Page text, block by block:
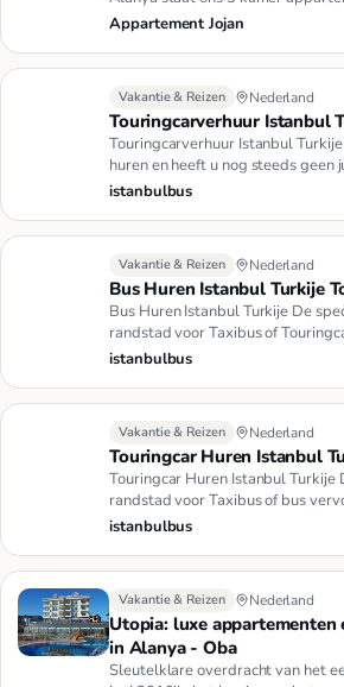
schitterend 5-sterren re…
Appartement Jojan
Vakantie & Reizen Nederland
Touringcarverhuur Istanbul
Touringcarverhuur Istanbul
huren en heeft u nog steeds geen
gevonden? Bij ISTAN…
istanbulbus
Vakantie & Reizen Nederland
Bus Huren Istanbul Turkije
Bus Huren Istanbul Turkije De
randstad voor Taxibus of
vanuit Istanbul. b…
istanbulbus
Vakantie & Reizen Nederland
Touringcar Huren Istanbul
Touringcar Huren Istanbul Turkije
randstad voor Taxibus of bus
Istanbul. t…
istanbulbus
Vakantie & Reizen Nederland
Utopia: luxe appartementen
in Alanya - Oba
Sleutelklare overdracht van het